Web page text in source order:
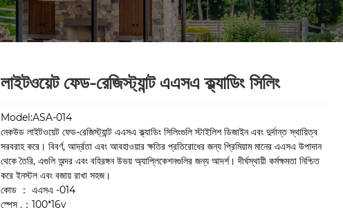
লাইটওয়েট ফেড-রেজিস্ট্যান্ট এএসএ ক্ল্যাডিং সিলিং
Model:ASA-014
নেকউড লাইটওয়েট ফেড-রেজিস্ট্যান্ট এএসএ ক্ল্যাডিং সিলিংগুলি স্টাইলিশ ডিজাইন এবং দুর্দান্ত স্থায়িত্ব
সরবরাহ করে। বিবর্ণ, আর্দ্রতা এবং আবহাওয়ার ক্ষতির প্রতিরোধের জন্য প্রিমিয়াম মানের এএসএ উপাদান
থেকে তৈরি, এগুলি অন্দর এবং বহিরঙ্গন উভয় অ্যাপ্লিকেশনগুলির জন্য আদর্শ। দীর্ঘস্থায়ী কর্মক্ষমতা নিশ্চিত
করে ইনস্টল এবং বজায় রাখা সহজ।
কোড ： এএসএ -014
স্পেস .：100*16v